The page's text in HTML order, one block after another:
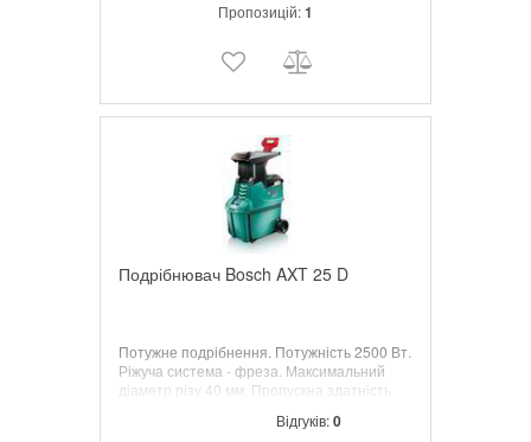
Пропозицій:1
Подрібнювач Bosch AXT 25 D
Потужне подрібнення. Потужність 2500 Вт.
Ріжуча система - фреза. Максимальний
діаметр різу 40 мм. Пропускна здатність
Відгуків:0